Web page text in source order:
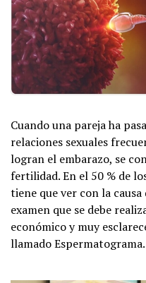
Cuando una pareja ha
relaciones sexuales
logran el embarazo, se
fertilidad. En el 50 % de
tiene que ver con la
examen que se debe
económico y muy
llamado Espermatograma.